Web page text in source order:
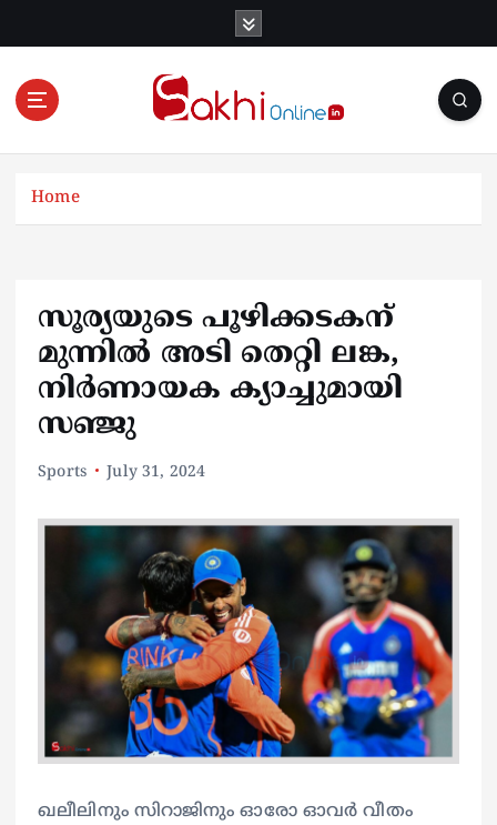
Online News Portal
Home
സൂര്യയുടെ പൂഴിക്കടകന്
മുന്നിൽ അടി തെറ്റി ലങ്ക,
നിർണായക ക്യാച്ചുമായി
സഞ്ജു
Sports July 31, 2024
ഖലീലിനും സിറാജിനും ഓരോ ഓവര്‍ വീതം